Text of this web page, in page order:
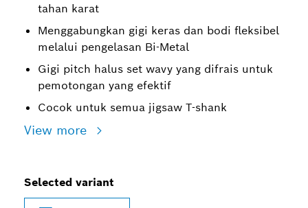
tahan karat
Menggabungkan gigi keras dan bodi fleksibel
melalui pengelasan Bi-Metal
Gigi pitch halus set wavy yang difrais untuk
pemotongan yang efektif
Cocok untuk semua jigsaw T-shank
View more
Selected variant